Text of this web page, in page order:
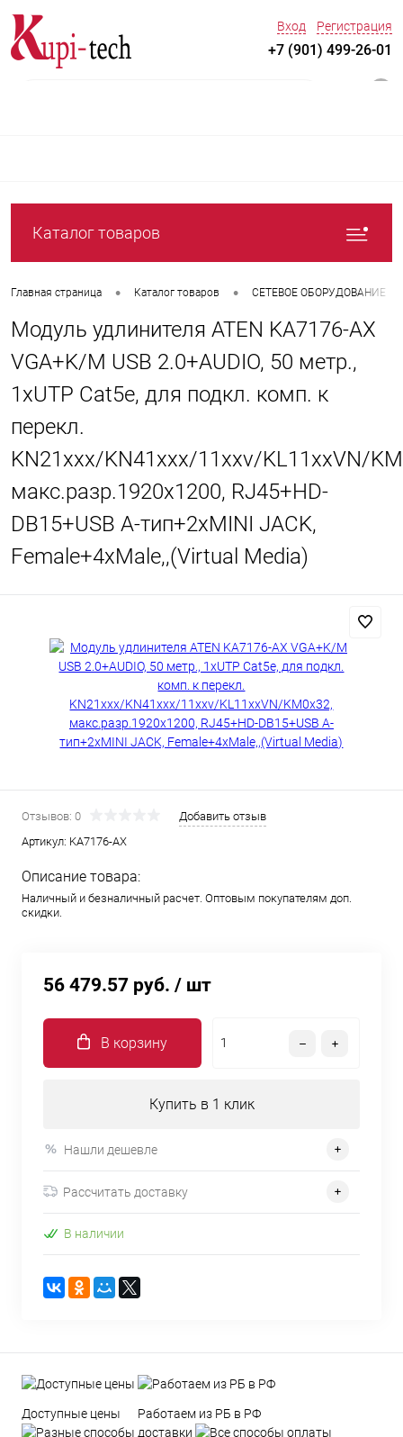
Вход Регистрация
+7 (901) 499-26-01
Каталог товаров
Главная страница • Каталог товаров • СЕТЕВОЕ ОБОРУДОВАНИЕ
Модуль удлинителя ATEN KA7176-AX
VGA+K/M USB 2.0+AUDIO, 50 метр.,
1xUTP Cat5e, для подкл. комп. к
перекл.
KN21xxx/KN41xxx/11xxv/KL11xxVN/
макс.разр.1920х1200, RJ45+HD-
DB15+USB A-тип+2xMINI JACK,
Female+4xMale,,(Virtual Media)
Отзывов: 0
Добавить отзыв
Артикул: KA7176-AX
Описание товара:
Наличный и безналичный расчет. Оптовым покупателям доп.
скидки.
56 479.57 руб. / шт
В корзину
Купить в 1 клик
Нашли дешевле
Рассчитать доставку
В наличии
Доступные цены Работаем из РБ в РФ